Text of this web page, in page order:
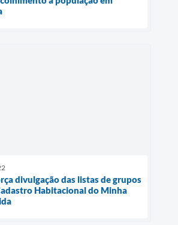
divulgação das listas de grupos
Habitacional do Minha